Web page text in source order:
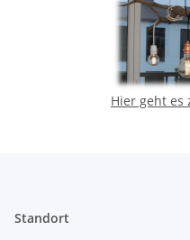
Hier geht es
Standort